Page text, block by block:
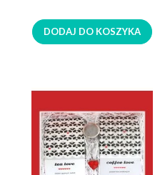
DODAJ DO KOSZYKA